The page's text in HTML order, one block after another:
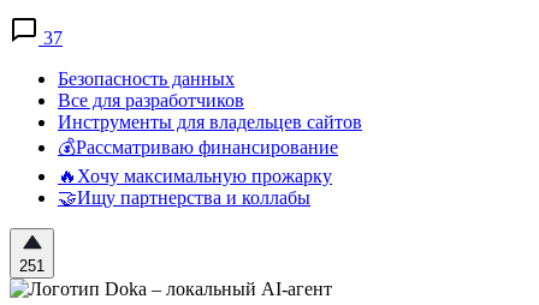
37
Безопасность данных
Все для разработчиков
Инструменты для владельцев сайтов
💰Рассматриваю финансирование
🔥Хочу максимальную прожарку
🤝Ищу партнерства и коллабы
251